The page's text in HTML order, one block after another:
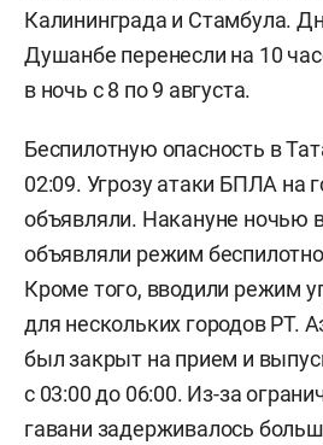
Калининграда и Стамбула.
Душанбе перенесли на 10
в ночь с 8 по 9 августа.
Беспилотную опасность в
02:09. Угрозу атаки БПЛА на
объявляли. Накануне ночью
объявляли режим
Кроме того, вводили режим
для нескольких городов РТ.
был закрыт на прием и
с 03:00 до 06:00. Из-за
гавани задерживалось